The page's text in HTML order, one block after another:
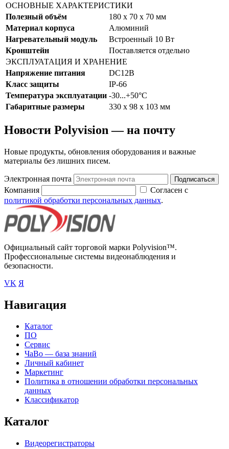
ОСНОВНЫЕ ХАРАКТЕРИСТИКИ
Полезный объём
180 x 70 x 70 мм
Материал корпуса
Алюминий
Нагревательный модуль
Встроенный 10 Вт
Кронштейн
Поставляется отдельно
ЭКСПЛУАТАЦИЯ И ХРАНЕНИЕ
Напряжение питания
DC12В
Класс защиты
IP-66
Температура эксплуатации -30...+50°С
Габаритные размеры
330 х 98 х 103 мм
Новости Polyvision — на почту
Новые продукты, обновления оборудования и важные
материалы без лишних писем.
Электронная почта Подписаться
Компания
Согласен с
политикой обработки персональных данных.
Официальный сайт торговой марки Polyvision™.
Профессиональные системы видеонаблюдения и
безопасности.
VK Я
Навигация
Каталог
ПО
Сервис
ЧаВо — база знаний
Личный кабинет
Маркетинг
Политика в отношении обработки персональных
данных
Классификатор
Каталог
Видеорегистраторы